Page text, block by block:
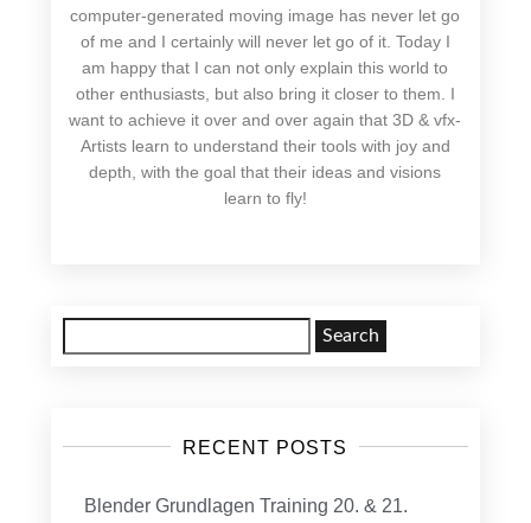
computer-generated moving image has never let go
of me and I certainly will never let go of it. Today I
am happy that I can not only explain this world to
other enthusiasts, but also bring it closer to them. I
want to achieve it over and over again that 3D & vfx-
Artists learn to understand their tools with joy and
depth, with the goal that their ideas and visions
learn to fly!
for:
RECENT POSTS
Blender Grundlagen Training 20. & 21.